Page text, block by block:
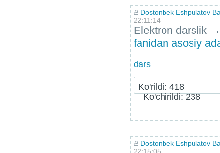
Dostonbek Eshpulatov
22:11:14
Elektron darslik →
fanidan asosiy
dars
Ko'rildi: 418
Ko'chirildi: 238
Dostonbek Eshpulatov
22:15:05